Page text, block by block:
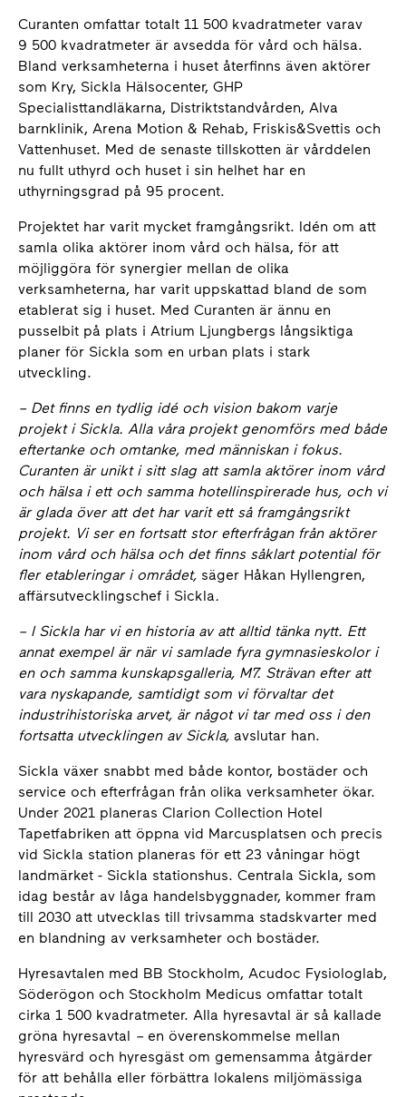
Curanten omfattar totalt 11 500 kvadratmeter varav
9 500 kvadratmeter är avsedda för vård och hälsa.
Bland verksamheterna i huset återfinns även aktörer
som Kry, Sickla Hälsocenter, GHP
Specialisttandläkarna, Distriktstandvården, Alva
barnklinik, Arena Motion & Rehab, Friskis&Svettis och
Vattenhuset. Med de senaste tillskotten är vårddelen
nu fullt uthyrd och huset i sin helhet har en
uthyrningsgrad på 95 procent.
Projektet har varit mycket framgångsrikt. Idén om att
samla olika aktörer inom vård och hälsa, för att
möjliggöra för synergier mellan de olika
verksamheterna, har varit uppskattad bland de som
etablerat sig i huset. Med Curanten är ännu en
pusselbit på plats i Atrium Ljungbergs långsiktiga
planer för Sickla som en urban plats i stark
utveckling.
– Det finns en tydlig idé och vision bakom varje
projekt i Sickla. Alla våra projekt genomförs med både
eftertanke och omtanke, med människan i fokus.
Curanten är unikt i sitt slag att samla aktörer inom vård
och hälsa i ett och samma hotellinspirerade hus, och vi
är glada över att det har varit ett så framgångsrikt
projekt. Vi ser en fortsatt stor efterfrågan från aktörer
inom vård och hälsa och det finns såklart potential för
fler etableringar i området, säger Håkan Hyllengren,
affärsutvecklingschef i Sickla.
– I Sickla har vi en historia av att alltid tänka nytt. Ett
annat exempel är när vi samlade fyra gymnasieskolor i
en och samma kunskapsgalleria, M7. Strävan efter att
vara nyskapande, samtidigt som vi förvaltar det
industrihistoriska arvet, är något vi tar med oss i den
fortsatta utvecklingen av Sickla, avslutar han.
Sickla växer snabbt med både kontor, bostäder och
service och efterfrågan från olika verksamheter ökar.
Under 2021 planeras Clarion Collection Hotel
Tapetfabriken att öppna vid Marcusplatsen och precis
vid Sickla station planeras för ett 23 våningar högt
landmärket - Sickla stationshus. Centrala Sickla, som
idag består av låga handelsbyggnader, kommer fram
till 2030 att utvecklas till trivsamma stadskvarter med
en blandning av verksamheter och bostäder.
Hyresavtalen med BB Stockholm, Acudoc Fysiologlab,
Söderögon och Stockholm Medicus omfattar totalt
cirka 1 500 kvadratmeter. Alla hyresavtal är så kallade
gröna hyresavtal – en överenskommelse mellan
hyresvärd och hyresgäst om gemensamma åtgärder
för att behålla eller förbättra lokalens miljömässiga